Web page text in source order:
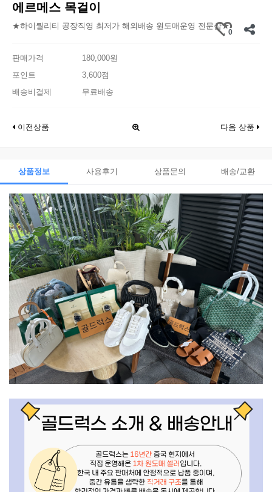
에르메스 목걸이
★하이퀄리티 공장직영 최저가 해외배송 원도매운영 전문샵★
0
판매가격
180,000원
포인트
3,600점
배송비결제
무료배송
이전상품 다음 상품
상품정보 사용후기 상품문의 배송/교환